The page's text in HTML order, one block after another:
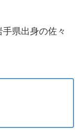
県出身の佐々